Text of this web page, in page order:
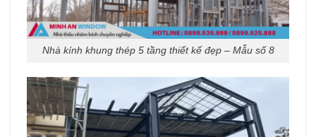
Nhà kính khung thép 5 tầng thiết kế đẹp – Mẫu số 8